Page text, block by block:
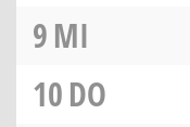
9MI
10DO